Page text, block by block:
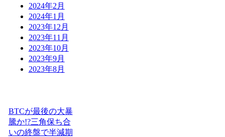
2024年2月
2024年1月
2023年12月
2023年11月
2023年10月
2023年9月
2023年8月
BTCが最後の大暴
騰か!?三角保ち合
いの終盤で半減期